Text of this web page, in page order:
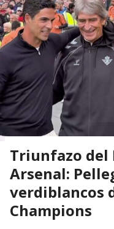
Triunfazo del
Arsenal:
verdiblancos
Champions